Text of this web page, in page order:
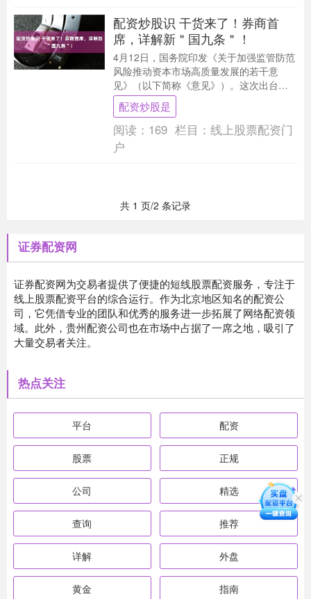
配资炒股识 干货来了！券商首
席，详解新＂国九条＂！
4月12日，国务院印发《关于加强监管防范
风险推动资本市场高质量发展的若干意
见》（以下简称《意见》）。这次出台的
意见共9个部分，是资本市场第三个“国九
条”，是继2....
配资炒股是
阅读： 169 栏目： 线上股票配资门
户
共 1 页/2 条记录
证券配资网
证券配资网为交易者提供了便捷的短线股票配资服务，专注于
线上股票配资平台的综合运行。作为北京地区知名的配资公
司，它凭借专业的团队和优秀的服务进一步拓展了网络配资领
域。此外，贵州配资公司也在市场中占据了一席之地，吸引了
大量交易者关注。
热点关注
平台 配资
股票 正规
公司 精选
查询 推荐
详解 外盘
黄金 指南